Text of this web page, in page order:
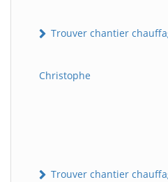
Trouver chantier
Christophe
Trouver chantier